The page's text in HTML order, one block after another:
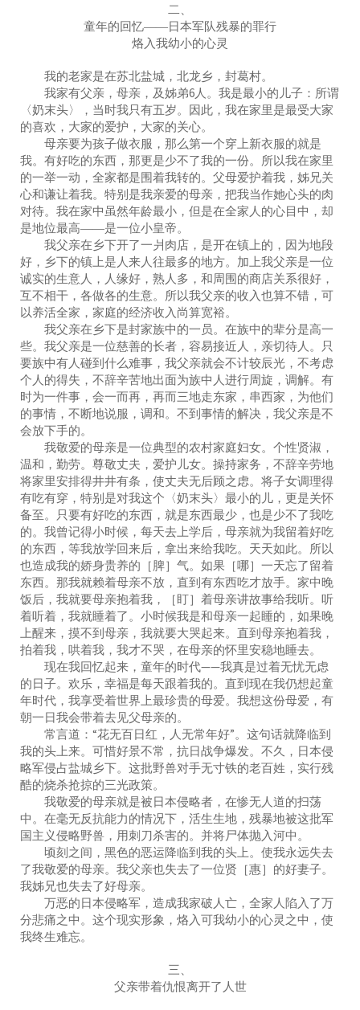
二、
童年的回忆――日本军队残暴的罪行
烙入我幼小的心灵
我的老家是在苏北盐城，北龙乡，封葛村。
我家有父亲，母亲，及姊弟6人。我是最小的儿子：所谓
〈奶末头〉，当时我只有五岁。因此，我在家里是最受大家
的喜欢，大家的爱护，大家的关心。
母亲要为孩子做衣服，那么第一个穿上新衣服的就是
我。有好吃的东西，那更是少不了我的一份。所以我在家里
的一举一动，全家都是围着我转的。父母爱护着我，姊兄关
心和谦让着我。特别是我亲爱的母亲，把我当作她心头的肉
对待。我在家中虽然年龄最小，但是在全家人的心目中，却
是地位最高――是一位小皇帝。
我父亲在乡下开了一爿肉店，是开在镇上的，因为地段
好，乡下的镇上是人来人往最多的地方。加上我父亲是一位
诚实的生意人，人缘好，熟人多，和周围的商店关系很好，
互不相干，各做各的生意。所以我父亲的收入也算不错，可
以养活全家，家庭的经济收入尚算宽裕。
我父亲在乡下是封家族中的一员。在族中的辈分是高一
些。我父亲是一位慈善的长者，容易接近人，亲切待人。只
要族中有人碰到什么难事，我父亲就会不计较辰光，不考虑
个人的得失，不辞辛苦地出面为族中人进行周旋，调解。有
时为一件事，会一而再，再而三地走东家，串西家，为他们
的事情，不断地说服，调和。不到事情的解决，我父亲是不
会放下手的。
我敬爱的母亲是一位典型的农村家庭妇女。个性贤淑，
温和，勤劳。尊敬丈夫，爱护儿女。操持家务，不辞辛劳地
将家里安排得井井有条，使丈夫无后顾之虑。将子女调理得
有吃有穿，特别是对我这个〈奶末头〉最小的儿，更是关怀
备至。只要有好吃的东西，就是东西最少，也是少不了我吃
的。我曾记得小时候，每天去上学后，母亲就为我留着好吃
的东西，等我放学回来后，拿出来给我吃。天天如此。所以
也造成我的娇身贵养的［脾］气。如果［哪］一天忘了留着
东西。那我就赖着母亲不放，直到有东西吃才放手。家中晚
饭后，我就要母亲抱着我，［盯］着母亲讲故事给我听。听
着听着，我就睡着了。小时候我是和母亲一起睡的，如果晚
上醒来，摸不到母亲，我就要大哭起来。直到母亲抱着我，
拍着我，哄着我，我才不哭，在母亲的怀里安稳地睡去。
现在我回忆起来，童年的时代——我真是过着无忧无虑
的日子。欢乐，幸福是每天跟着我的。直到现在我仍想起童
年时代，我享受着世界上最珍贵的母爱。我想这份母爱，有
朝一日我会带着去见父母亲的。
常言道：“花无百日红，人无常年好”。这句话就降临到
我的头上来。可惜好景不常，抗日战争爆发。不久，日本侵
略军侵占盐城乡下。这批野兽对手无寸铁的老百姓，实行残
酷的烧杀抢掠的三光政策。
我敬爱的母亲就是被日本侵略者，在惨无人道的扫荡
中。在毫无反抗能力的情况下，活生生地，残暴地被这批军
国主义侵略野兽，用刺刀杀害的。并将尸体抛入河中。
顷刻之间，黑色的恶运降临到我的头上。使我永远失去
了我敬爱的母亲。我父亲也失去了一位贤［惠］的好妻子。
我姊兄也失去了好母亲。
万恶的日本侵略军，造成我家破人亡，全家人陷入了万
分悲痛之中。这个现实形象，烙入可我幼小的心灵之中，使
我终生难忘。
三、
父亲带着仇恨离开了人世